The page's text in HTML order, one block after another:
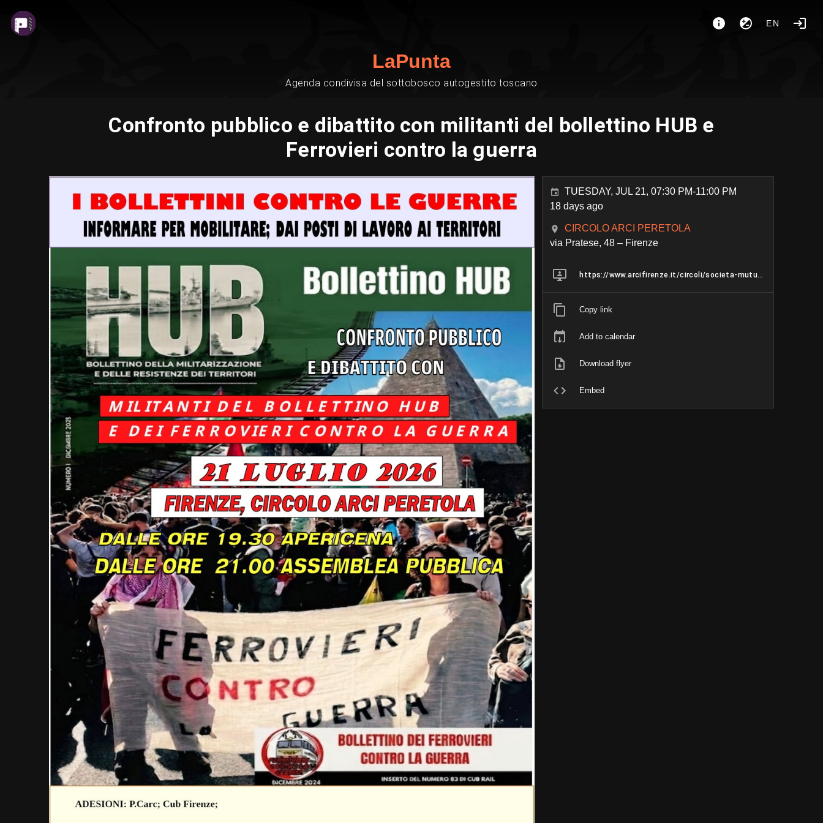
EN
LaPunta
Agenda condivisa del sottobosco autogestito toscano
Confronto pubblico e dibattito con militanti del bollettino HUB e
Ferrovieri contro la guerra
TUESDAY, JUL 21, 07:30 PM-11:00 PM
18 days ago
CIRCOLO ARCI PERETOLA
via Pratese, 48 – Firenze
https://www.arcifirenze.it/circoli/societa-mutuo-soccorso-peretola/
Copy link
Add to calendar
Download flyer
Embed